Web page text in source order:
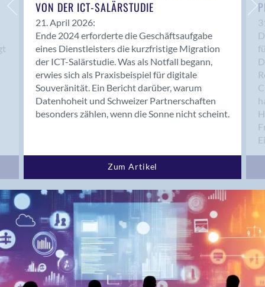
Bern 15
Bern 22
Bern 65
Bern 9
Bern-Zollikofen
Biel/Bienne
Binningen
Bolligen
Bremgarten bei Bern
Brig
Brig-Glis
Bronschhofen
Brugg
Brugg AG
Brütten
VON DER ICT-SALÄRSTUDIE
21. April 2026:
Ende 2024 erforderte die Geschäftsaufgabe
eines Dienstleisters die kurzfristige Migration
der ICT-Salärstudie. Was als Notfall begann,
erwies sich als Praxisbeispiel für digitale
Souveränität. Ein Bericht darüber, warum
Datenhoheit und Schweizer Partnerschaften
besonders zählen, wenn die Sonne nicht scheint.
Zum Artikel